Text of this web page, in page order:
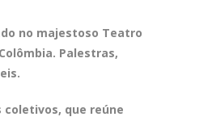
no majestoso Teatro
Palestras,
coletivos, que reúne